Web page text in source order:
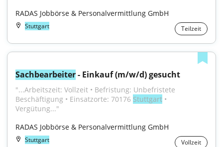
RADAS Jobbörse & Personalvermittlung GmbH
Stuttgart Teilzeit
Sachbearbeiter - Einkauf (m/w/d) gesucht
"...Arbeitszeit: Vollzeit • Befristung: Unbefristete
Beschäftigung • Einsatzorte: 70176 Stuttgart •
Vergütung..."
RADAS Jobbörse & Personalvermittlung GmbH
Stuttgart Vollzeit